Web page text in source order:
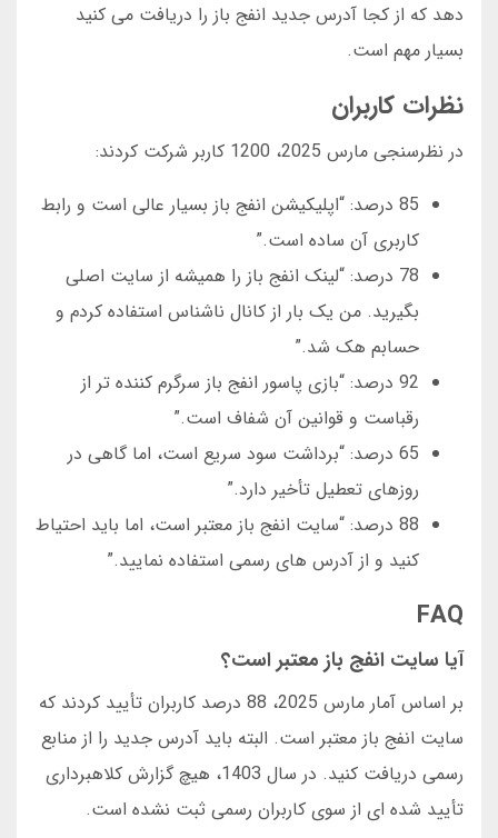
دهد که از کجا آدرس جدید انفج باز را دریافت می کنید
بسیار مهم است.
نظرات کاربران
در نظرسنجی مارس 2025، 1200 کاربر شرکت کردند:
85 درصد: “اپلیکیشن انفج باز بسیار عالی است و رابط
کاربری آن ساده است.”
78 درصد: “لینک انفج باز را همیشه از سایت اصلی
بگیرید. من یک بار از کانال ناشناس استفاده کردم و
حسابم هک شد.”
92 درصد: “بازی پاسور انفج باز سرگرم کننده تر از
رقباست و قوانین آن شفاف است.”
65 درصد: “برداشت سود سریع است، اما گاهی در
روزهای تعطیل تأخیر دارد.”
88 درصد: “سایت انفج باز معتبر است، اما باید احتیاط
کنید و از آدرس های رسمی استفاده نمایید.”
FAQ
آیا سایت انفج باز معتبر است؟
بر اساس آمار مارس 2025، 88 درصد کاربران تأیید کردند که
سایت انفج باز معتبر است. البته باید آدرس جدید را از منابع
رسمی دریافت کنید. در سال 1403، هیچ گزارش کلاهبرداری
تأیید شده ای از سوی کاربران رسمی ثبت نشده است.